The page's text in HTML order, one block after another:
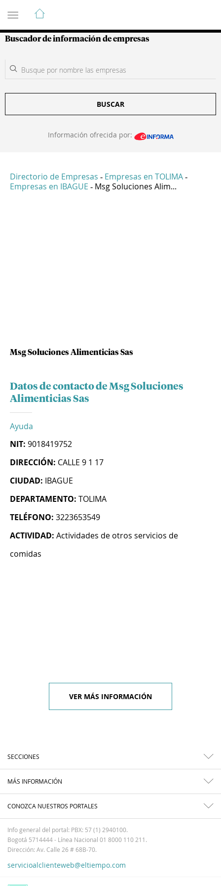
Guía de Empresas Colombianas
Buscador de información de empresas
BUSCAR
Información ofrecida por:
Directorio de Empresas - Empresas en TOLIMA -
Empresas en IBAGUE - Msg Soluciones Alim...
Msg Soluciones Alimenticias Sas
Datos de contacto de Msg Soluciones
Alimenticias Sas
Ayuda
NIT: 9018419752
DIRECCIÓN: CALLE 9 1 17
CIUDAD: IBAGUE
DEPARTAMENTO: TOLIMA
TELÉFONO: 3223653549
ACTIVIDAD: Actividades de otros servicios de
comidas
VER MÁS INFORMACIÓN
SECCIONES
MÁS INFORMACIÓN
CONOZCA NUESTROS PORTALES
Info general del portal: PBX: 57 (1) 2940100.
Bogotá 5714444 - Línea Nacional 01 8000 110 211.
Dirección: Av. Calle 26 # 68B-70.
servicioalclienteweb@eltiempo.com